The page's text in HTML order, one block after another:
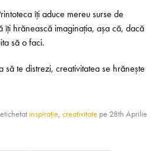
îți aduce mereu surse de
îți hrănească imaginația, așa că, dacă
să o faci.
să te distrezi, creativitatea se hrănește
inspirație creativitate pe 28th Aprilie